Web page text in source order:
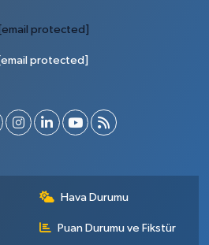
[email protected]
[email protected]
Hava Durumu
Puan Durumu ve Fikstür